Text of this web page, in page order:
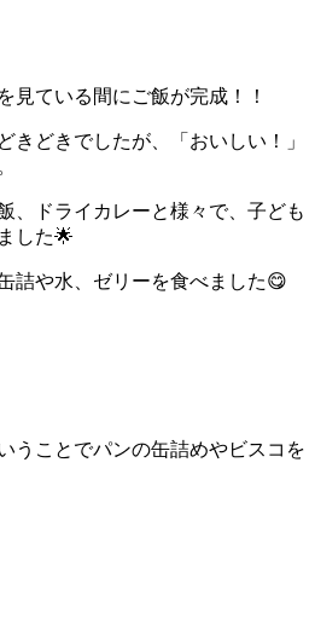
見ている間にご飯が完成！！
きどきでしたが、「おいしい！」
、ドライカレーと様々で、子ども
した🌟
詰や水、ゼリーを食べました😋
うことでパンの缶詰めやビスコを